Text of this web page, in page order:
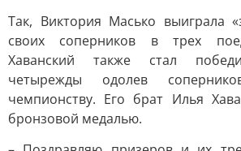
Так, Виктория Масько выиграла
своих соперников в трех
Хаванский также стал
четырежды одолев
чемпионству. Его брат Илья
бронзовой медалью.